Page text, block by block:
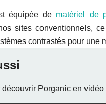
équipée de matériel de
sites conventionnels,
contrastés pour une
découvrir Porganic en vidéo